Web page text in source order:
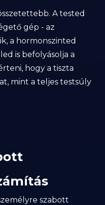
A tested
gép - az
a hormonszinted
is befolyásolja a
hogy a tiszta
mint a teljes testsúly
szabott